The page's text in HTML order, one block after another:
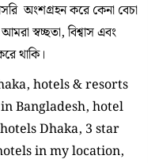
অংশগ্রহন করে কেনা বেচা
স্বচ্ছতা, বিশ্বাস এবং
থাকি।
hotels & resorts
Bangladesh, hotel
Dhaka, 3 star
in my location,